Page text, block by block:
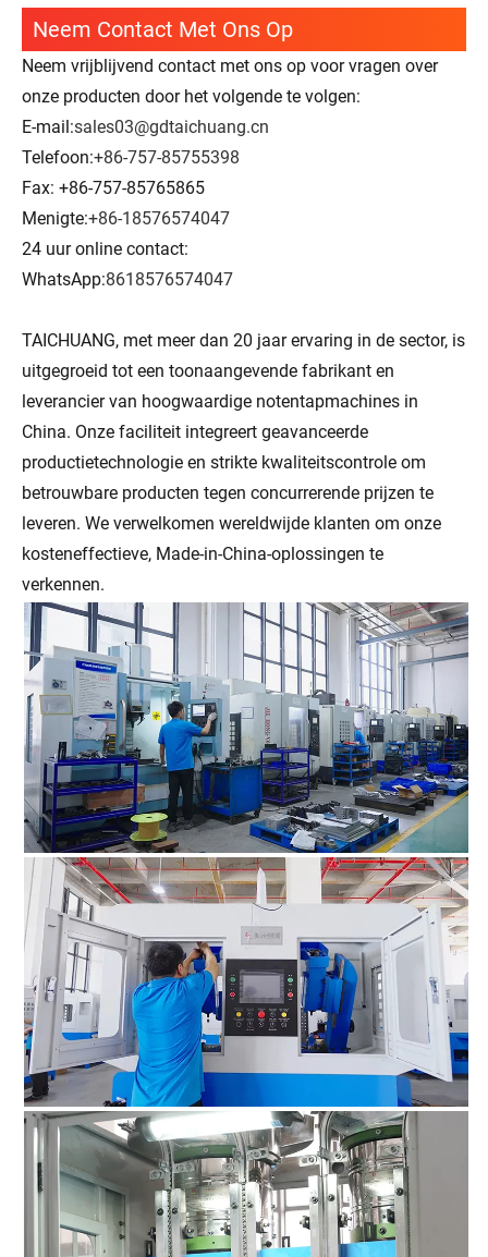
Neem Contact Met Ons Op
Neem vrijblijvend contact met ons op voor vragen over
onze producten door het volgende te volgen:
E-mail:sales03@gdtaichuang.cn
Telefoon:+86-757-85755398
Fax: +86-757-85765865
Menigte:+86-18576574047
24 uur online contact:
WhatsApp:8618576574047
TAICHUANG, met meer dan 20 jaar ervaring in de sector, is
uitgegroeid tot een toonaangevende fabrikant en
leverancier van hoogwaardige notentapmachines in
China. Onze faciliteit integreert geavanceerde
productietechnologie en strikte kwaliteitscontrole om
betrouwbare producten tegen concurrerende prijzen te
leveren. We verwelkomen wereldwijde klanten om onze
kosteneffectieve, Made-in-China-oplossingen te
verkennen.